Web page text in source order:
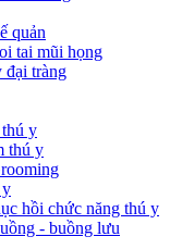
quản
tai mũi họng
đại tràng
y
thú y
hồi chức năng thú y
- buồng lưu